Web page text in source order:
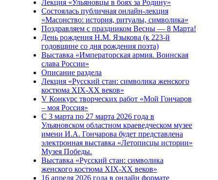
Лекция «Ульяновцы в боях за Родину»
Состоялась публичная онлайн-лекция
«Масонство: история, ритуалы, символика»
Поздравляем с праздником Весны — 8 Марта!
День рождения Н.М. Языкова (к 223-й
годовщине со дня рождения поэта)
Выставка «Императорская армия. Воинская
слава России»
Описание раздела
Лекция «Русский стан: символика женского
костюма XIX-XX веков»
V Конкурс творческих работ «Мой Гончаров
– моя Россия»
С 3 марта по 27 марта 2026 года в
Ульяновском областном краеведческом музее
имени И.А. Гончарова будет представлена
электронная выставка «Летописцы истории»
Музея Победы.
Выставка «Русский стан: символика
женского костюма XIX-XX веков»
16 апреля 2026 года в онлайн формате